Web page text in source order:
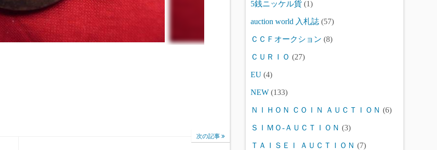
次の記事
5銭ニッケル貨 (1)
auction world 入札誌 (57)
ＣＣＦオークション (8)
ＣＵＲＩＯ (27)
EU (4)
NEW (133)
ＮＩＨＯＮ ＣＯＩＮ ＡＵＣＴＩＯＮ (6)
ＳＩＭＯ-ＡＵＣＴＩＯＮ (3)
ＴＡＩＳＥＩ ＡＵＣＴＩＯＮ (7)